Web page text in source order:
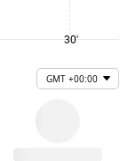
30'
GMT +00:00